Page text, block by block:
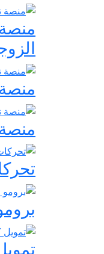
منصة تيسير
منصة تيسير الزواج